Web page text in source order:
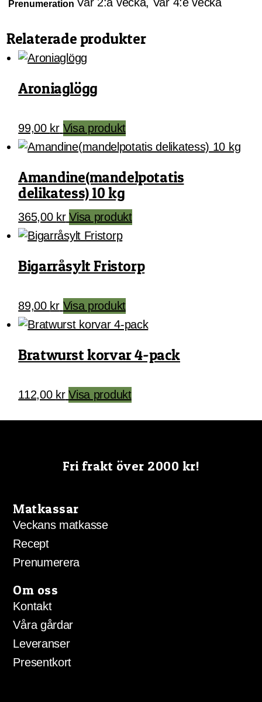
Prenumeration
Relaterade produkter
Aroniaglögg
99,00 kr Visa produkt
Amandine(mandelpotatis
delikatess) 10 kg
365,00 kr Visa produkt
Bigarråsylt Fristorp
89,00 kr Visa produkt
Bratwurst korvar 4-pack
112,00 kr Visa produkt
Fri frakt över 2000 kr!
Matkassar
Veckans matkasse
Recept
Prenumerera
Om oss
Kontakt
Våra gårdar
Leveranser
Presentkort